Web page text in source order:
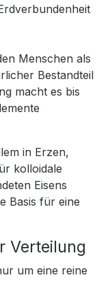
Menschen als
Bestandteil
macht es bis
in Erzen,
kolloidale
Eisens
Basis für eine
Verteilung
um eine reine